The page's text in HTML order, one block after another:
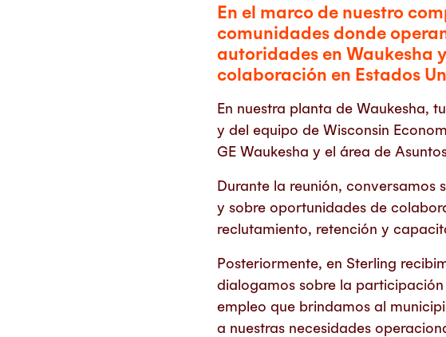
En el marco de nuestro
comunidades donde
autoridades en Waukesha
colaboración en Estados
En nuestra planta de Waukesha,
y del equipo de Wisconsin
GE Waukesha y el área de
Durante la reunión, conversamos
y sobre oportunidades de
reclutamiento, retención y
Posteriormente, en Sterling
dialogamos sobre la
empleo que brindamos al
a nuestras necesidades